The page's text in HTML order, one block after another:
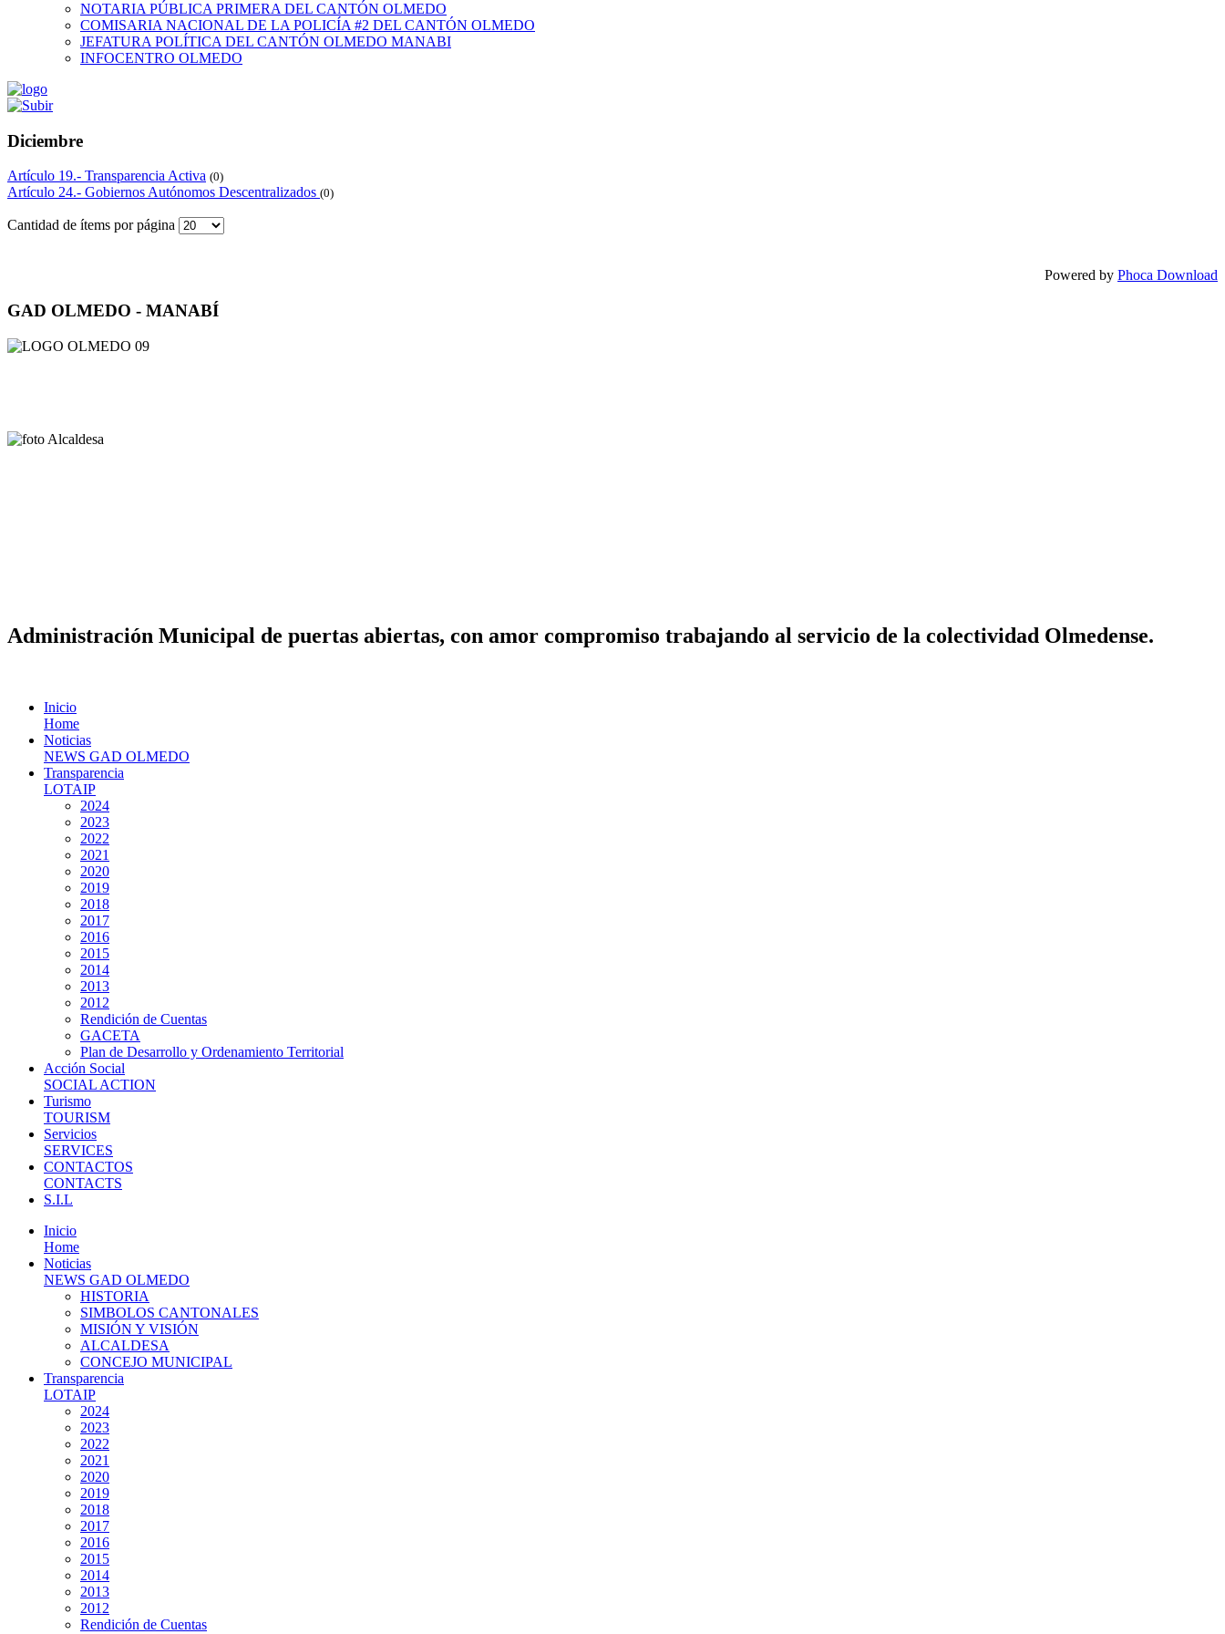
NOTARIA PÚBLICA PRIMERA DEL CANTÓN OLMEDO
COMISARIA NACIONAL DE LA POLICÍA #2 DEL CANTÓN OLMEDO
JEFATURA POLÍTICA DEL CANTÓN OLMEDO MANABI
INFOCENTRO OLMEDO
Diciembre
Artículo 19.- Transparencia Activa (0)
Artículo 24.- Gobiernos Autónomos Descentralizados (0)
Cantidad de ítems por página
Powered by Phoca Download
GAD OLMEDO - MANABÍ
Administración Municipal de puertas abiertas, con amor compromiso trabajando al servicio de la colectividad Olmedense.
Inicio
Home
Noticias
NEWS GAD OLMEDO
Transparencia
LOTAIP
2024
2023
2022
2021
2020
2019
2018
2017
2016
2015
2014
2013
2012
Rendición de Cuentas
GACETA
Plan de Desarrollo y Ordenamiento Territorial
Acción Social
SOCIAL ACTION
Turismo
TOURISM
Servicios
SERVICES
CONTACTOS
CONTACTS
S.I.L
Inicio
Home
Noticias
NEWS GAD OLMEDO
HISTORIA
SIMBOLOS CANTONALES
MISIÓN Y VISIÓN
ALCALDESA
CONCEJO MUNICIPAL
Transparencia
LOTAIP
2024
2023
2022
2021
2020
2019
2018
2017
2016
2015
2014
2013
2012
Rendición de Cuentas